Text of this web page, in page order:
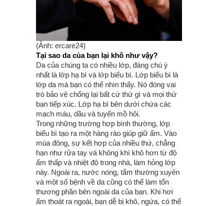
(Ảnh: ercare24)
Tại sao da của bạn lại khô như vậy?
Da của chúng ta có nhiều lớp, đáng chú ý
nhất là lớp hạ bì và lớp biểu bì. Lớp biểu bì là
lớp da mà bạn có thể nhìn thấy. Nó đóng vai
trò bảo vệ chống lại bất cứ thứ gì và mọi thứ
bạn tiếp xúc. Lớp hạ bì bên dưới chứa các
mạch máu, dầu và tuyến mồ hôi.
Trong những trường hợp bình thường, lớp
biểu bì tạo ra một hàng rào giúp giữ ẩm. Vào
mùa đông, sự kết hợp của nhiều thứ, chẳng
hạn như rửa tay và không khí khô hơn từ độ
ẩm thấp và nhiệt độ trong nhà, làm hỏng lớp
này. Ngoài ra, nước nóng, tắm thường xuyên
và một số bệnh về da cũng có thể làm tổn
thương phần bên ngoài da của bạn. Khi hơi
ẩm thoát ra ngoài, bạn dễ bị khô, ngứa, có thể